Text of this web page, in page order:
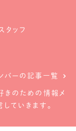
タッフ
バーの記事一覧
きのための情報メ
ていきます。